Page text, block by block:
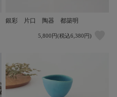
銀彩 片口 陶器 都築明
5,800円(税込6,380円)